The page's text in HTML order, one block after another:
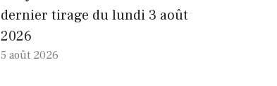
dernier tirage du lundi 3 août
2026
5 août 2026